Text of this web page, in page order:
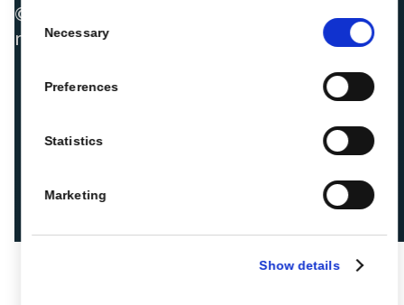
Selection
Necessary
Preferences
Statistics
Marketing
Show details
© 2026 ROIBACK, Inc. Todos os direitos
reservados